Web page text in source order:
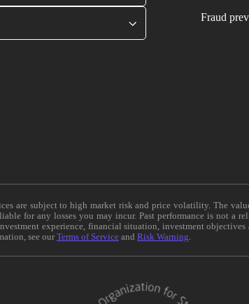
Fraud
are subject to high market risk and price volatility. The
for any losses you may incur. Past performance is not a
experience, financial situation, investment
see ourTerms of Service and Risk Warning